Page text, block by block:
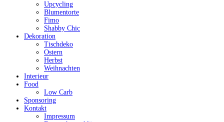
Upcycling
Blumentorte
Fimo
Shabby Chic
Dekoration
Tischdeko
Ostern
Herbst
Weihnachten
Interieur
Food
Low Carb
Sponsoring
Kontakt
Impressum